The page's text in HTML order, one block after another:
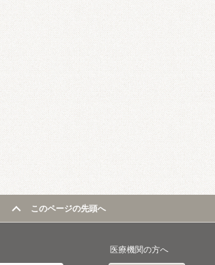
このページの先頭へ
医療機関の方へ